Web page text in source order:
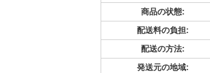
商品の状態:
配送料の負担:
配送の方法:
発送元の地域: